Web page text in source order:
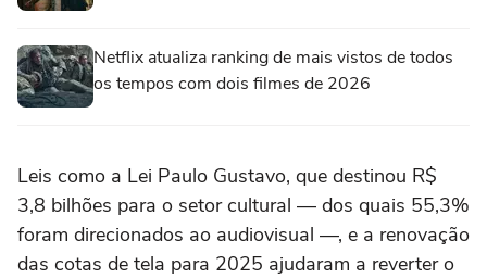
Netflix atualiza ranking de mais vistos de todos
os tempos com dois filmes de 2026
Leis como a Lei Paulo Gustavo, que destinou R$
3,8 bilhões para o setor cultural — dos quais 55,3%
foram direcionados ao audiovisual —, e a renovação
das cotas de tela para 2025 ajudaram a reverter o